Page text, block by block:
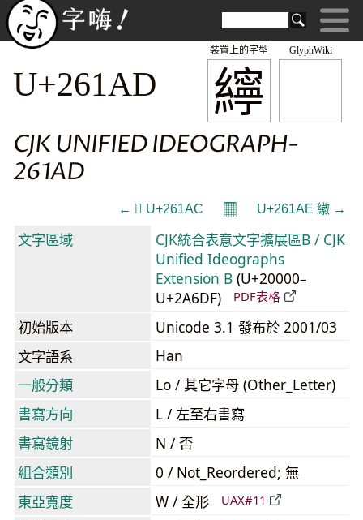
GlyphWiki
𦆭
裝置上的字型
U+261AD
CJK UNIFIED IDEOGRAPH-
261AD
← 𦆬 U+261AC 𝄜 U+261AE 𦆮 →
文字區域
CJK統合表意文字擴展區B / CJK
Unified Ideographs
Extension B (U+20000–
U+2A6DF)
PDF表格
初始版本
Unicode 3.1 發布於 2001/03
文字語系
Han
一般分類
Lo / 其它字母 (Other_Letter)
書寫方向
L / 左至右書寫
書寫鏡射
N / 否
組合類別
0 / Not_Reordered; 無
東亞寬度
W / 全形 UAX#11